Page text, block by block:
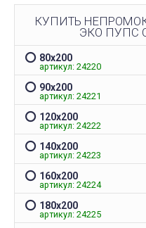
Непромокаемый чехол на
матрас Grey защитный
Запитання 91905
Розмір 180 на 200, має
висоту лише 20 см
підійде цей варіант? Чи не
створює цей матеріал
шурхотіння при
користуванні??! Він як
чи односторонній? Дякую
за відповідь
КУПИТЬ
ЭКО ПУПС
80х200
артикул: 24220
90х200
артикул: 24221
120х200
артикул: 24222
140х200
артикул: 24223
160х200
артикул: 24224
180х200
артикул: 24225